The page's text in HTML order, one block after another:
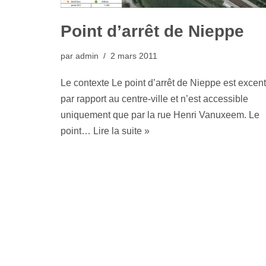
Point d’arrêt de Nieppe
par admin 2 mars 2011
Le contexte Le point d’arrêt de Nieppe est
par rapport au centre-ville et n’est accessible
uniquement que par la rue Henri Vanuxeem. Le
point… Lire la suite »